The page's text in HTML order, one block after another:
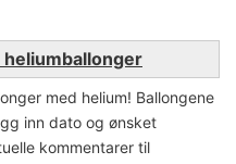
med helium! Ballongene
inn dato og ønsket
kommentarer til